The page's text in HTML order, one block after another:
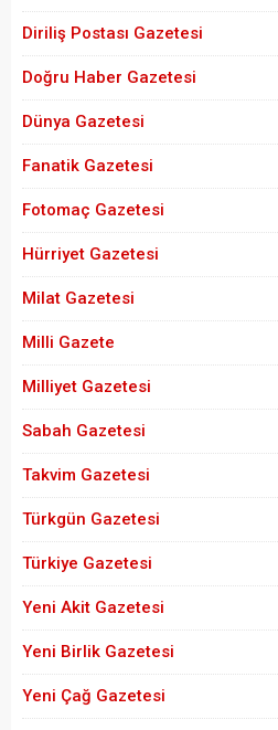
Diriliş Postası Gazetesi
Doğru Haber Gazetesi
Dünya Gazetesi
Fanatik Gazetesi
Fotomaç Gazetesi
Hürriyet Gazetesi
Milat Gazetesi
Milli Gazete
Milliyet Gazetesi
Sabah Gazetesi
Takvim Gazetesi
Türkgün Gazetesi
Türkiye Gazetesi
Yeni Akit Gazetesi
Yeni Birlik Gazetesi
Yeni Çağ Gazetesi